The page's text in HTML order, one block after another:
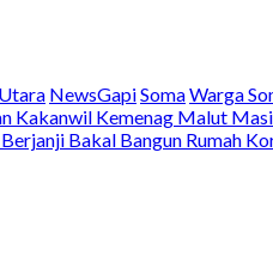
NewsGapiSomaWarga
Kakanwil Kemenag Malut
Bakal Bangun Rumah